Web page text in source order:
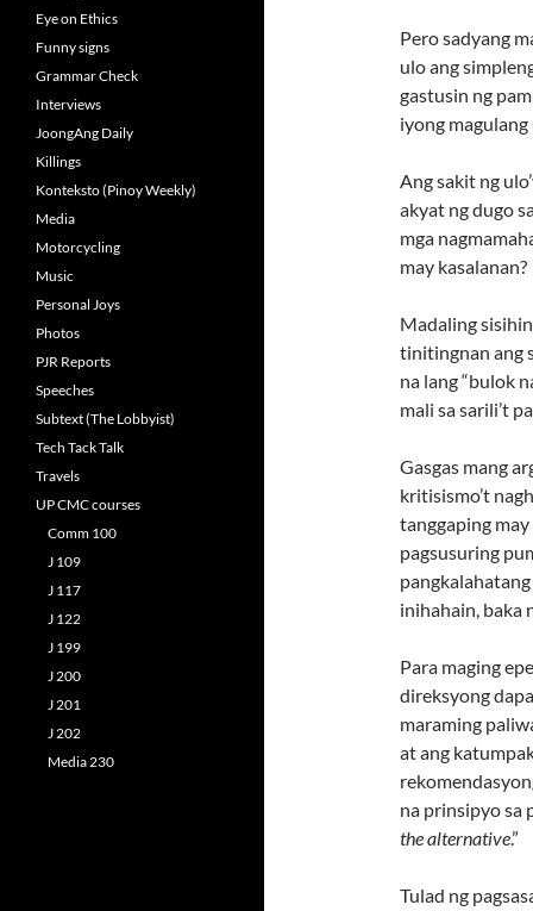
Pero sadyang
ulo ang
gastusin ng
iyong magulang
Ang sakit ng
akyat ng dugo
mga
may kasalanan?
Madaling
tinitingnan ang
na lang “bulok
mali sa sarili’t
Gasgas mang
kritisismo’t
tanggaping
pagsusuring
inihahain, baka
Para maging
direksyong
maraming
at ang
na prinsipyo sa
the alternative.”
Tulad ng
Eye on Ethics
Funny signs
Grammar Check
Interviews
JoongAng Daily
Killings
Konteksto (Pinoy Weekly)
Media
Motorcycling
Music
Personal Joys
Photos
PJR Reports
Speeches
Subtext (The Lobbyist)
Tech Tack Talk
Travels
UP CMC courses
Comm 100
J 109
J 117
J 122
J 199
J 200
J 201
J 202
Media 230